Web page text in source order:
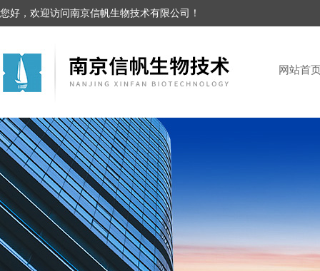
您好，欢迎访问南京信帆生物技术有限公司！
网站首